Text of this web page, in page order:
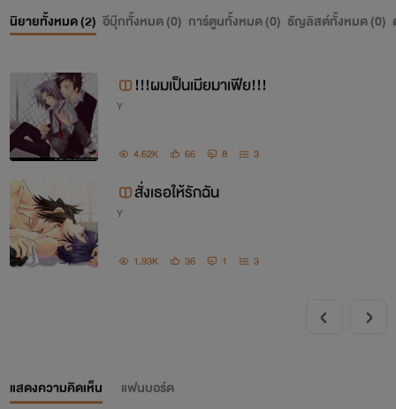
นิยายทั้งหมด (2) อีบุ๊กทั้งหมด (0) การ์ตูนทั้งหมด (0) ธัญลิสต์ทั้งหมด (0)
!!!ผมเป็นเมียมาเฟีย!!!
Y
4.62K 66 8 3
สั่งเธอให้รักฉัน
Y
1.93K 36 1 3
แสดงความคิดเห็น แฟนบอร์ด